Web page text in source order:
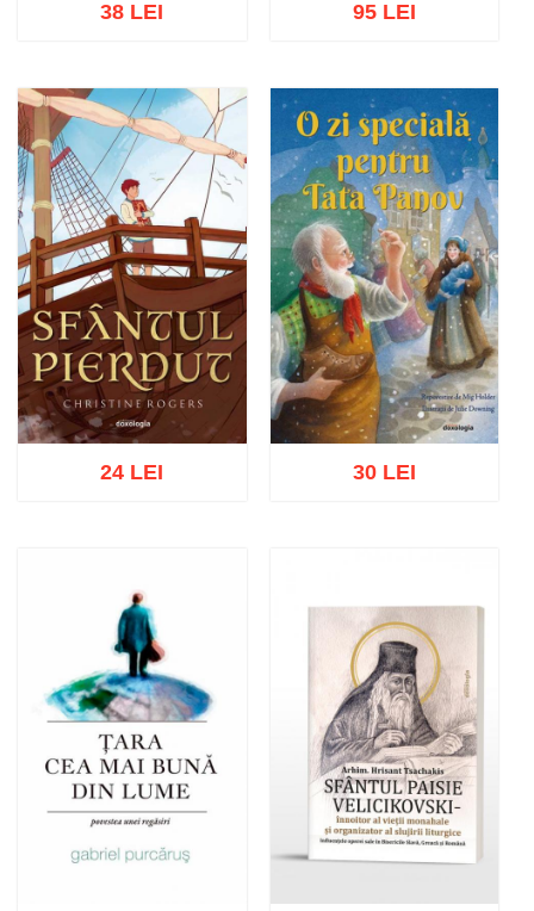
Adaugă în coș Wishlist
38 LEI
Stoc epuizat
95 LEI
24 LEI 30 LEI